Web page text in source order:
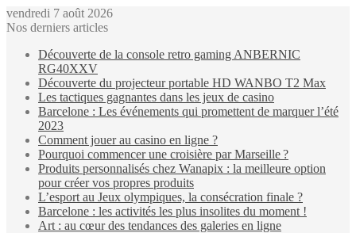
vendredi 7 août 2026
Nos derniers articles
Découverte de la console retro gaming ANBERNIC
RG40XXV
Découverte du projecteur portable HD WANBO T2 Max
Les tactiques gagnantes dans les jeux de casino
Barcelone : Les événements qui promettent de marquer l’été
2023
Comment jouer au casino en ligne ?
Pourquoi commencer une croisière par Marseille ?
Produits personnalisés chez Wanapix : la meilleure option
pour créer vos propres produits
L’esport au Jeux olympiques, la consécration finale ?
Barcelone : les activités les plus insolites du moment !
Art : au cœur des tendances des galeries en ligne